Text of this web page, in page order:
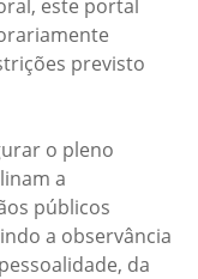
este portal
previsto
o pleno
a
públicos
a observância
da